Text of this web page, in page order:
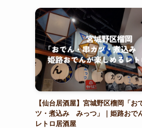
【仙台居酒屋】宮城野区榴岡「お
ツ・煮込み みっつ」｜姫路おで
レトロ居酒屋